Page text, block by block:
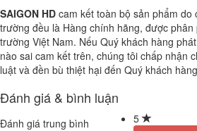
SAIGON HD cam kết toàn bộ sản phẩm do
trường đều là Hàng chính hãng, được
trường Việt Nam. Nếu Quý khách hàng
nào sai cam kết trên, chúng tôi chấp nhận
luật và đền bù thiệt hại đến Quý khách
Đánh giá & bình luận
Đánh giá trung bình
5